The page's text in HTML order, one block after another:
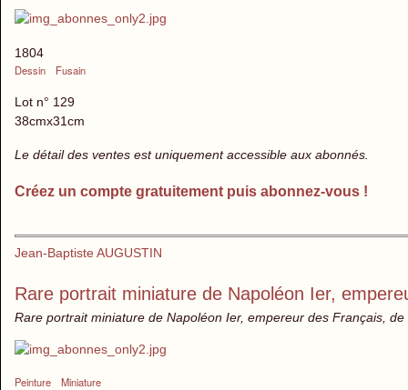
1804
Dessin
Fusain
Lot n° 129
38cmx31cm
Le détail des ventes est uniquement accessible aux abonnés.
Créez un compte gratuitement puis abonnez-vous !
Jean-Baptiste AUGUSTIN
Rare portrait miniature de Napoléon Ier,
Rare portrait miniature de Napoléon Ier, empereur des Français,
Peinture Miniature